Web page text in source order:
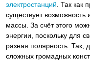
электростанций . Так как
существует возможность
массы. За счёт этого
энергии, поскольку для
разная полярность. Так,
сложных громадных